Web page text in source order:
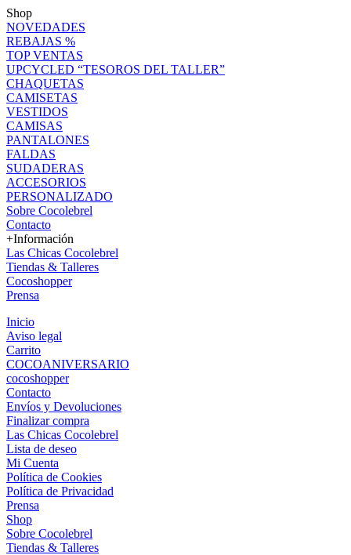
Shop
NOVEDADES
REBAJAS %
TOP VENTAS
UPCYCLED “TESOROS DEL TALLER”
CHAQUETAS
CAMISETAS
VESTIDOS
CAMISAS
PANTALONES
FALDAS
SUDADERAS
ACCESORIOS
PERSONALIZADO
Sobre Cocolebrel
Contacto
+Información
Las Chicas Cocolebrel
Tiendas & Talleres
Cocoshopper
Prensa
Inicio
Aviso legal
Carrito
COCOANIVERSARIO
cocoshopper
Contacto
Envíos y Devoluciones
Finalizar compra
Las Chicas Cocolebrel
Lista de deseo
Mi Cuenta
Política de Cookies
Política de Privacidad
Prensa
Shop
Sobre Cocolebrel
Tiendas & Talleres